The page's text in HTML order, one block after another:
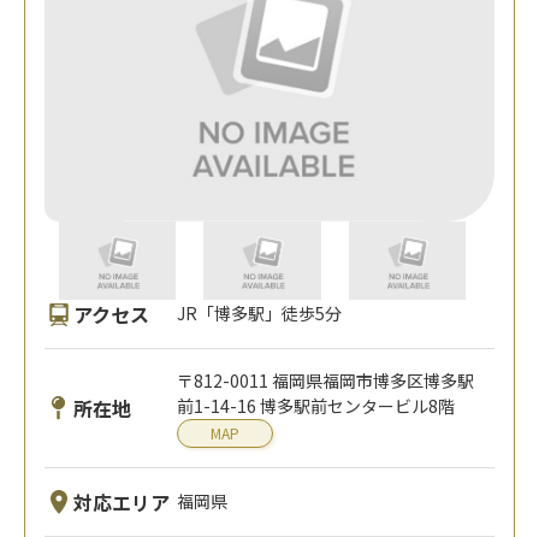
アクセス JR「博多駅」徒歩5分
所在地
〒812-0011 福岡県福岡市博多区博多駅
前1-14-16 博多駅前センタービル8階
MAP
対応エリア 福岡県